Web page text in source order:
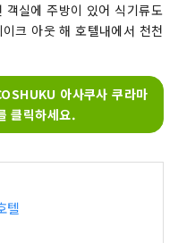
실에 주방이 있어 식기류도
크 아웃 해 호텔내에서 천천
아사쿠사 쿠라마
클릭하세요.
텔